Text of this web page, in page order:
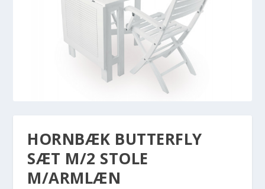
HORNBÆK BUTTERFLY
SÆT M/2 STOLE
M/ARMLÆN